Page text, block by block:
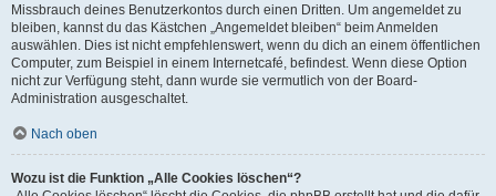
Missbrauch deines Benutzerkontos durch einen Dritten. Um angemeldet zu
bleiben, kannst du das Kästchen „Angemeldet bleiben“ beim Anmelden
auswählen. Dies ist nicht empfehlenswert, wenn du dich an einem öffentlichen
Computer, zum Beispiel in einem Internetcafé, befindest. Wenn diese Option
nicht zur Verfügung steht, dann wurde sie vermutlich von der Board-
Administration ausgeschaltet.
Nach oben
Wozu ist die Funktion „Alle Cookies löschen“?